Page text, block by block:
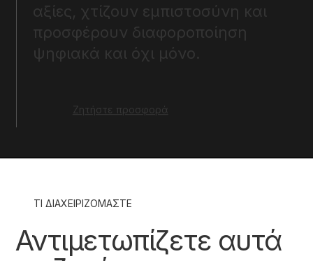
αξίες, χτίζουν εμπιστοσύνη και
προσφέρουν διαφοροποίηση
ψηφιακά και όχι μόνο.
Ζητήστε προσφορά
ΤΙ ΔΙΑΧΕΙΡΙΖΟΜΑΣΤΕ
Αντιμετωπίζετε αυτά